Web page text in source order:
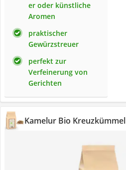
er oder künstliche
Aromen
praktischer
Gewürzstreuer
perfekt zur
Verfeinerung von
Gerichten
Kamelur Bio Kreuzkümmel